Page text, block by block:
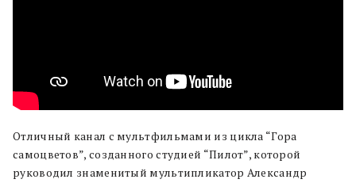
Отличный канал с мультфильмами из цикла “Гора
самоцветов”, созданного студией “Пилот”, которой
руководил знаменитый мультипликатор Александр